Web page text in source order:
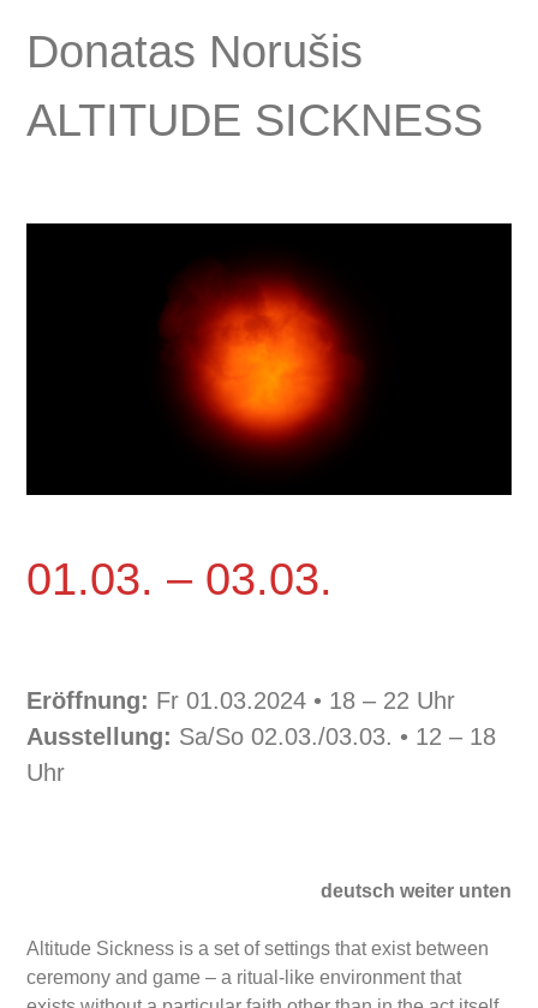
Donatas Norušis
ALTITUDE SICKNESS
01.03. – 03.03.
Eröffnung: Fr 01.03.2024 • 18 – 22 Uhr
Ausstellung: Sa/So 02.03./03.03. • 12 – 18
Uhr
deutsch weiter unten
Altitude Sickness is a set of settings that exist between
ceremony and game – a ritual-like environment that